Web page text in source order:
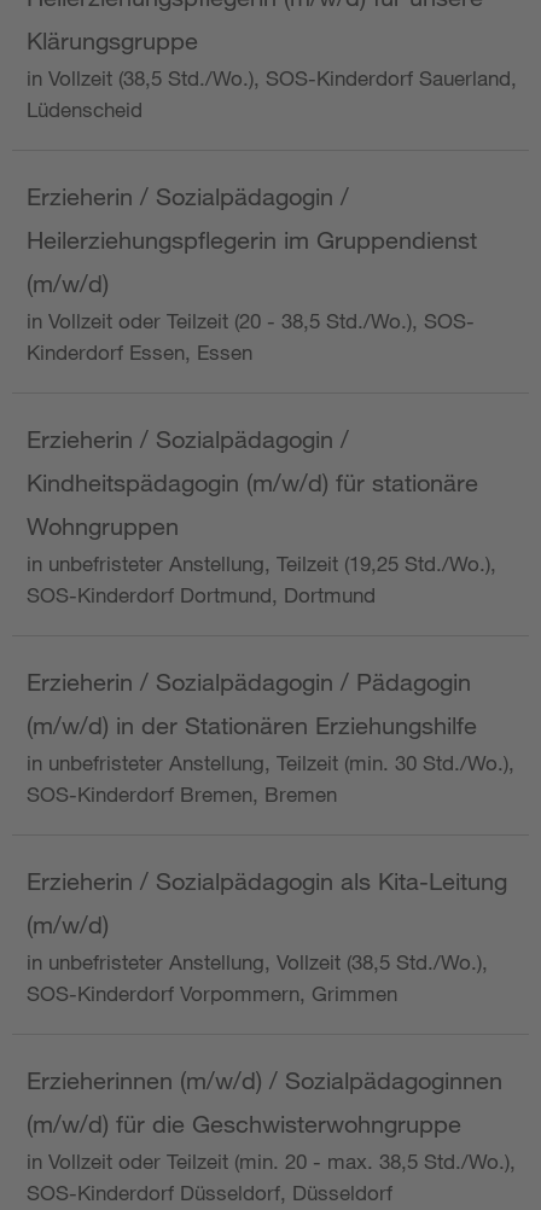
Klärungsgruppe
in Vollzeit (38,5 Std./Wo.), SOS-Kinderdorf Sauerland,
Lüdenscheid
Erzieherin / Sozialpädagogin /
Heilerziehungspflegerin im Gruppendienst
(m/w/d)
in Vollzeit oder Teilzeit (20 - 38,5 Std./Wo.), SOS-
Kinderdorf Essen, Essen
Erzieherin / Sozialpädagogin /
Kindheitspädagogin (m/w/d) für stationäre
Wohngruppen
in unbefristeter Anstellung, Teilzeit (19,25 Std./Wo.),
SOS-Kinderdorf Dortmund, Dortmund
Erzieherin / Sozialpädagogin / Pädagogin
(m/w/d) in der Stationären Erziehungshilfe
in unbefristeter Anstellung, Teilzeit (min. 30 Std./Wo.),
SOS-Kinderdorf Bremen, Bremen
Erzieherin / Sozialpädagogin als Kita-Leitung
(m/w/d)
in unbefristeter Anstellung, Vollzeit (38,5 Std./Wo.),
SOS-Kinderdorf Vorpommern, Grimmen
Erzieherinnen (m/w/d) / Sozialpädagoginnen
(m/w/d) für die Geschwisterwohngruppe
in Vollzeit oder Teilzeit (min. 20 - max. 38,5 Std./Wo.),
SOS-Kinderdorf Düsseldorf, Düsseldorf